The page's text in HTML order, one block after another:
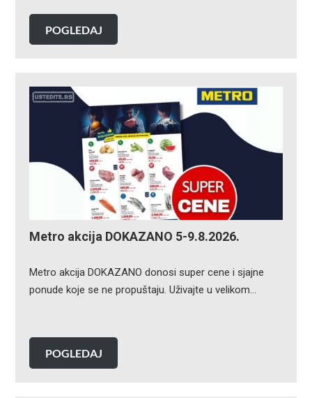
POGLEDAJ
Metro akcija DOKAZANO 5-9.8.2026.
Metro akcija DOKAZANO donosi super cene i sjajne
ponude koje se ne propuštaju. Uživajte u velikom…
POGLEDAJ